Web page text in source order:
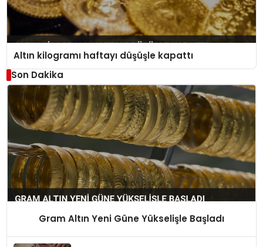
Altın kilogramı haftayı düşüşle kapattı
Son Dakika
Gram Altın Yeni Güne Yükselişle Başladı